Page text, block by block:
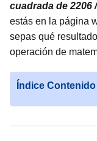
cuadrada de 2206
estás en la página
sepas qué
operación de
Índice Contenido